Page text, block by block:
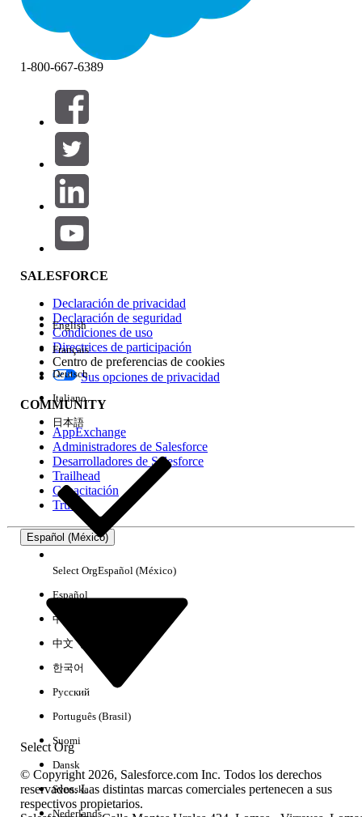
Filtros (0)
SELECCIONAR FILTROS
Área de productos
Repercusión de función
Edición
Experiencia
No hay resultados
1-800-667-6389
SALESFORCE
Declaración de privacidad
Declaración de seguridad
Condiciones de uso
Directrices de participación
Centro de preferencias de cookies
Sus opciones de privacidad
COMMUNITY
AppExchange
Administradores de Salesforce
Desarrolladores de Salesforce
Trailhead
Capacitación
Trust
Español (México)
Select Org
English
Français
Deutsch
Italiano
日本語
Select OrgEspañol (México)
Español
中文（简体）
中文（繁體）
한국어
Русский
Português (Brasil)
Suomi
Dansk
Svenska
Nederlands
© Copyright 2026, Salesforce.com Inc. Todos los derechos
reservados. Las distintas marcas comerciales pertenecen a sus
respectivos propietarios.